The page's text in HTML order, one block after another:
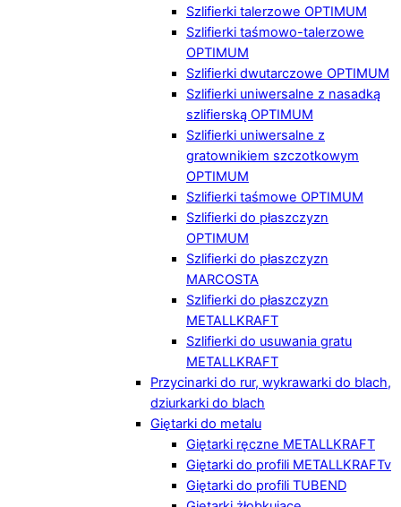
Szlifierki talerzowe OPTIMUM
Szlifierki taśmowo-talerzowe
OPTIMUM
Szlifierki dwutarczowe OPTIMUM
Szlifierki uniwersalne z nasadką
szlifierską OPTIMUM
Szlifierki uniwersalne z
gratownikiem szczotkowym
OPTIMUM
Szlifierki taśmowe OPTIMUM
Szlifierki do płaszczyzn
OPTIMUM
Szlifierki do płaszczyzn
MARCOSTA
Szlifierki do płaszczyzn
METALLKRAFT
Szlifierki do usuwania gratu
METALLKRAFT
Przycinarki do rur, wykrawarki do blach,
dziurkarki do blach
Giętarki do metalu
Giętarki ręczne METALLKRAFT
Giętarki do profili METALLKRAFTv
Giętarki do profili TUBEND